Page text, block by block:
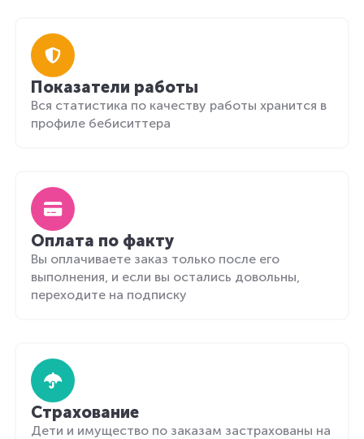
Показатели работы
Вся статистика по качеству работы хранится в
профиле бебиситтера
Оплата по факту
Вы оплачиваете заказ только после его
выполнения, и если вы остались довольны,
переходите на подписку
Страхование
Дети и имущество по заказам застрахованы на